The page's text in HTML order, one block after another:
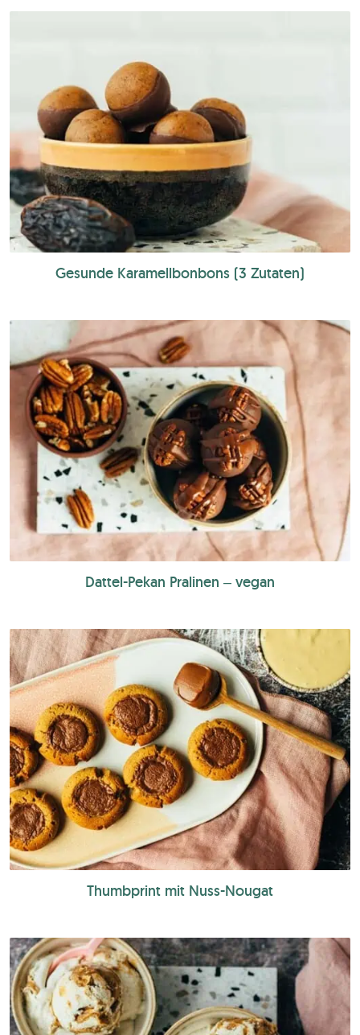
Gesunde Karamellbonbons (3 Zutaten)
Dattel-Pekan Pralinen – vegan
Thumbprint mit Nuss-Nougat